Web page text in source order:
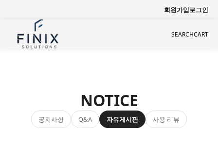
회원가입로그인
SEARCHCART
NOTICE
공지사항 Q&A 자유게시판 사용 리뷰